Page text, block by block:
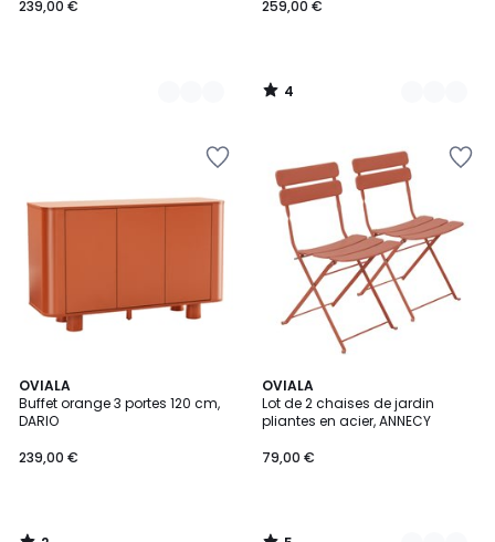
239,00 €
PALAVAS
259,00 €
4
/
OVIALA
Buffet orange 3 portes 120 cm,
DARIO
239,00 €
2
/
5
OVIALA
Lot de 2 chaises de jardin
pliantes en acier, ANNECY
79,00 €
5
/
5
4
Couleurs